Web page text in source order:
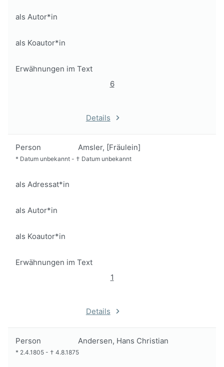
als Autor*in
als Koautor*in
Erwähnungen im Text
6
Details
Person Amsler, [Fräulein]
* Datum unbekannt - † Datum unbekannt
als Adressat*in
als Autor*in
als Koautor*in
Erwähnungen im Text
1
Details
Person Andersen, Hans Christian
* 2.4.1805 - † 4.8.1875